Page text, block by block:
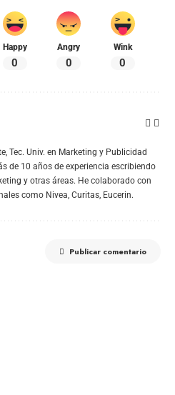
Happy
0
Angry
0
Wink
0
Tec. Univ. en Marketing y Publicidad
de 10 años de experiencia escribiendo
y otras áreas. He colaborado con
como Nivea, Curitas, Eucerin.
Publicar comentario